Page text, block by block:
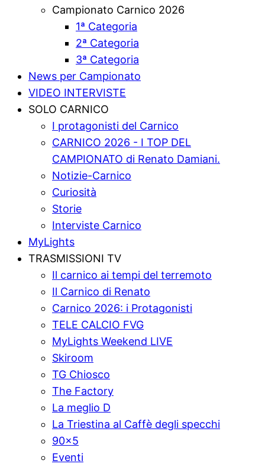
Campionato Carnico 2026
1ª Categoria
2ª Categoria
3ª Categoria
News per Campionato
VIDEO INTERVISTE
SOLO CARNICO
I protagonisti del Carnico
CARNICO 2026 - I TOP DEL
CAMPIONATO di Renato Damiani.
Notizie-Carnico
Curiosità
Storie
Interviste Carnico
MyLights
TRASMISSIONI TV
Il carnico ai tempi del terremoto
Il Carnico di Renato
Carnico 2026: i Protagonisti
TELE CALCIO FVG
MyLights Weekend LIVE
Skiroom
TG Chiosco
The Factory
La meglio D
La Triestina al Caffè degli specchi
90x5
Eventi